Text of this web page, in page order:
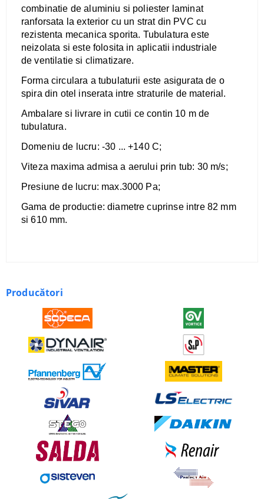
combinatie de aluminiu si poliester laminat
ranforsata la exterior cu un strat din PVC cu
rezistenta mecanica sporita. Tubulatura este
neizolata si este folosita in aplicatii industriale
de ventilatie si climatizare.
Forma circulara a tubulaturii este asigurata de o
spira din otel inserata intre straturile de material.
Ambalare si livrare in cutii ce contin 10 m de
tubulatura.
Domeniu de lucru: -30 ... +140 C;
Viteza maxima admisa a aerului prin tub: 30 m/s;
Presiune de lucru: max.3000 Pa;
Gama de productie: diametre cuprinse intre 82 mm
si 610 mm.
Producători